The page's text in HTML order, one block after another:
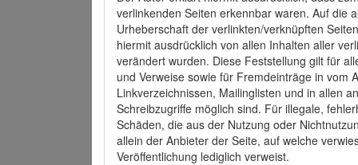
verlinkenden Seiten erkennbar waren. Auf die
Urheberschaft der verlinkten/verknüpften
hiermit ausdrücklich von allen Inhalten aller
verändert wurden. Diese Feststellung gilt für
und Verweise sowie für Fremdeinträge in vom
Linkverzeichnissen, Mailinglisten und in allen
Schreibzugriffe möglich sind. Für illegale,
Schäden, die aus der Nutzung oder
allein der Anbieter der Seite, auf welche
Veröffentlichung lediglich verweist.